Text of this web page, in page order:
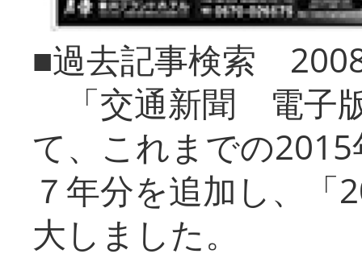
■過去記事検索
「交通新聞 電子
て、これまでの
７年分を追加し、「
大しまし